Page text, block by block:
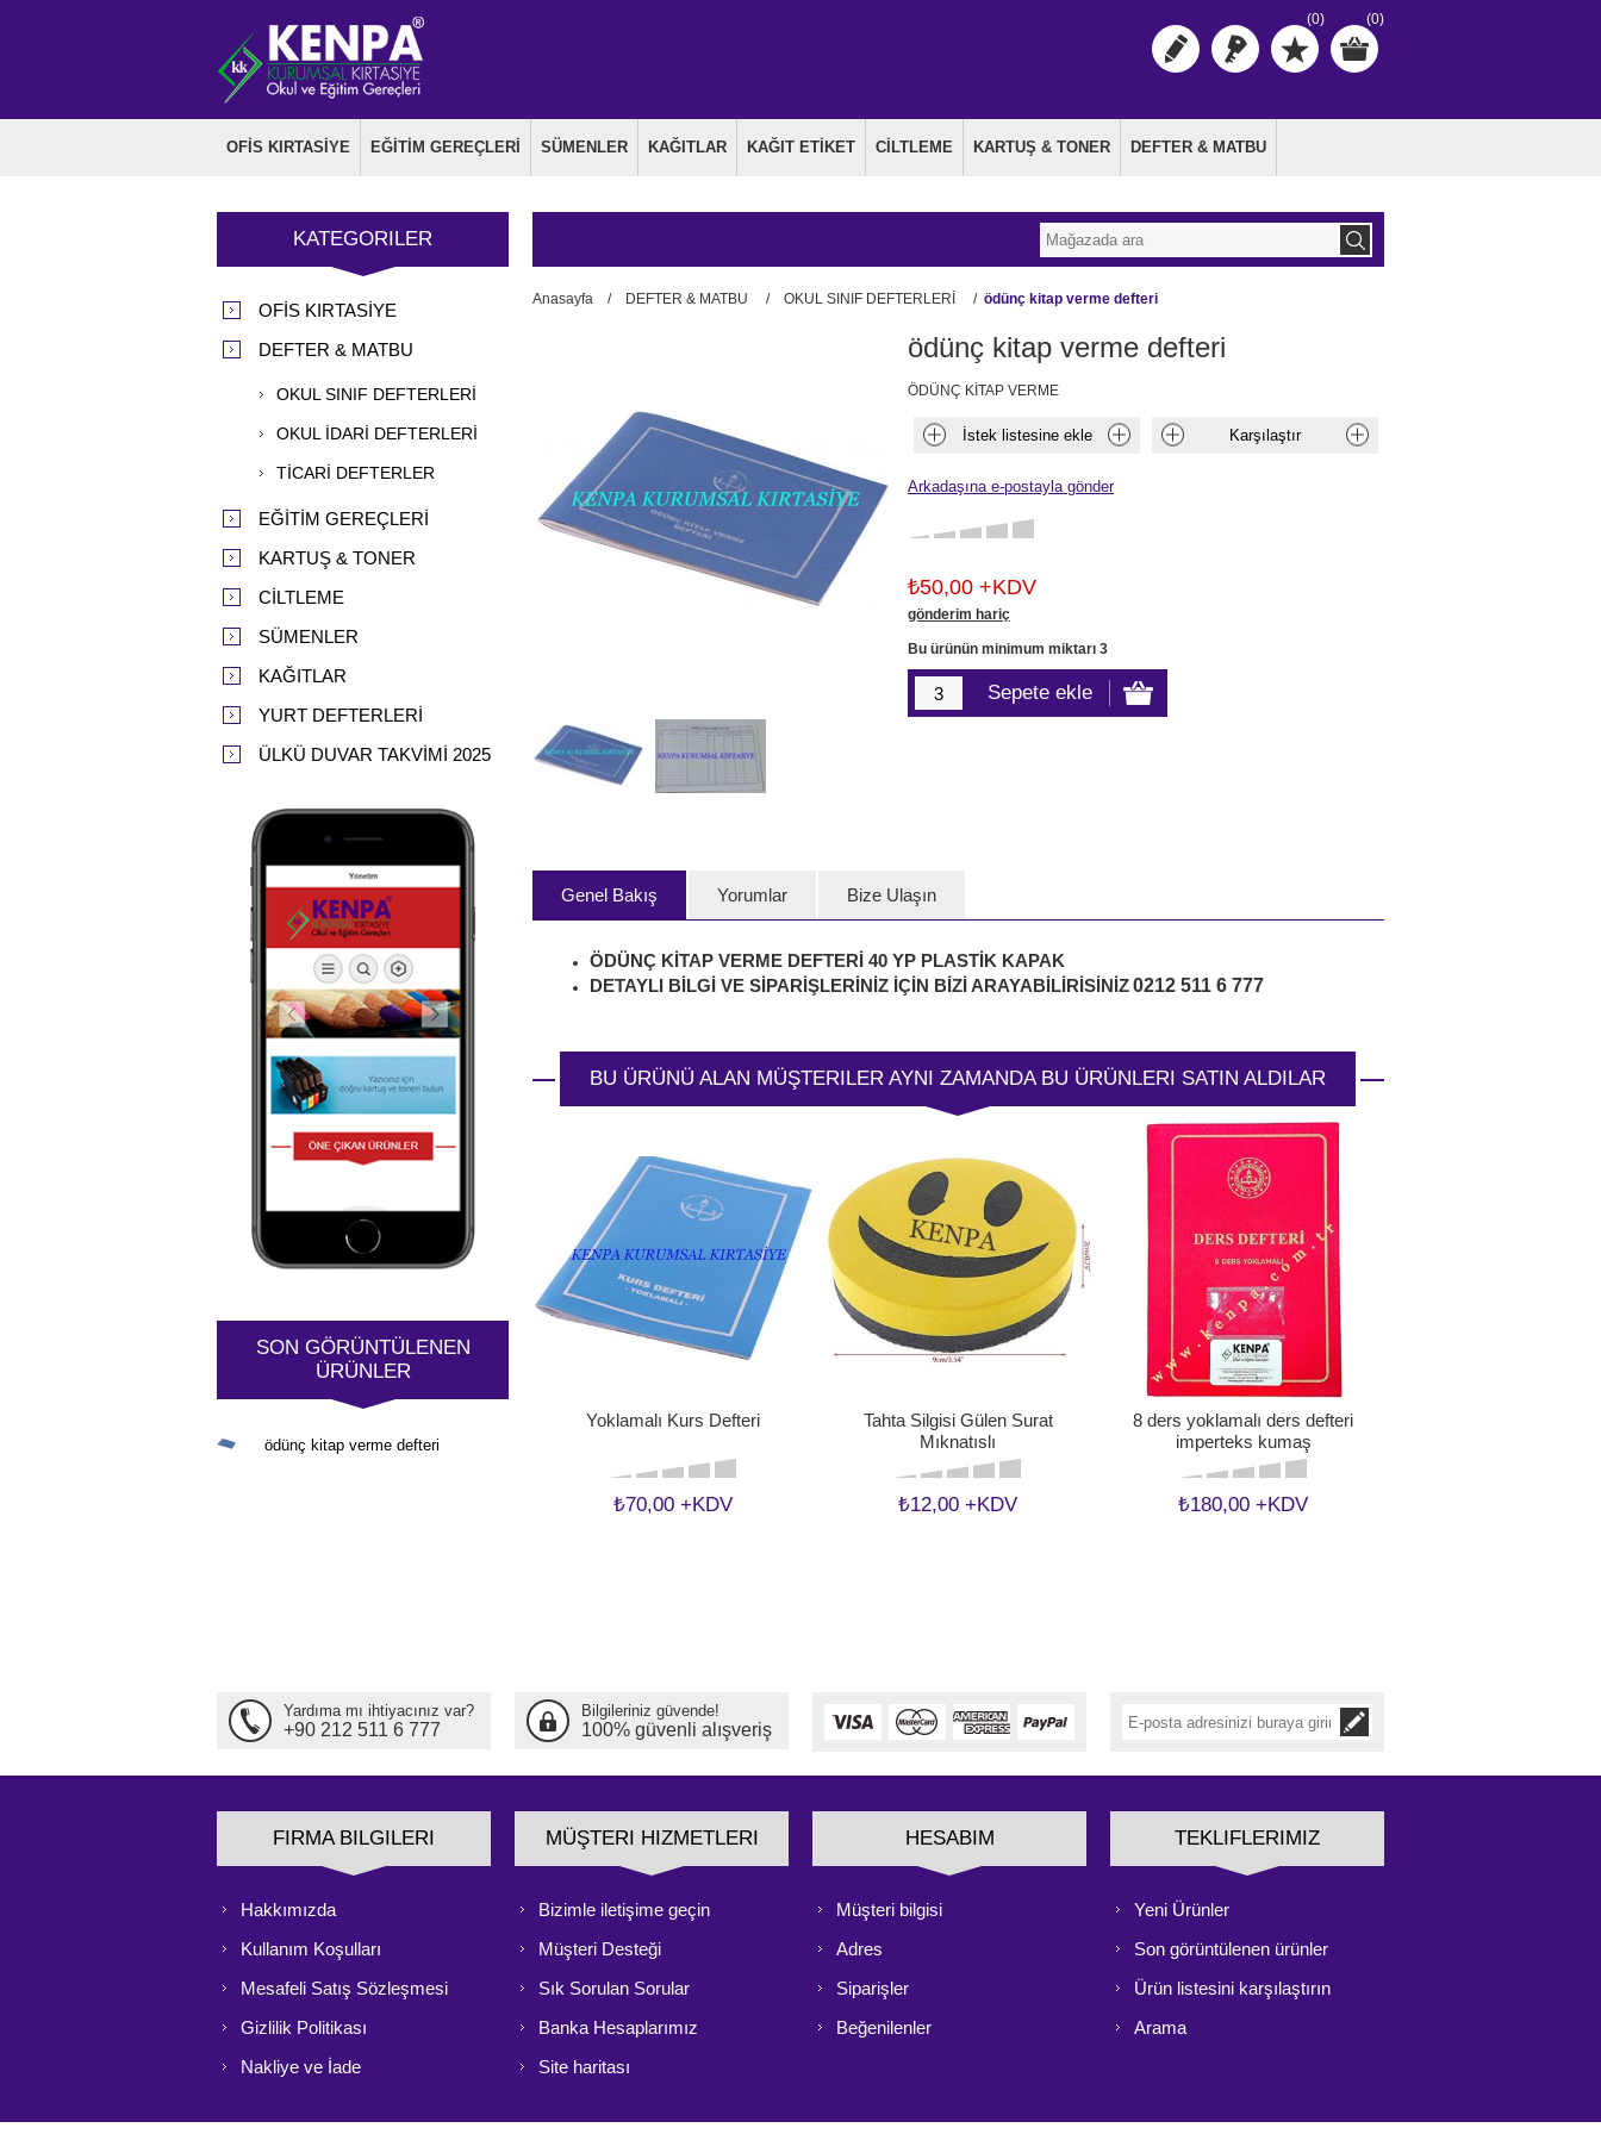
(0) (0)
OFİS KIRTASİYE EĞİTİM GEREÇLERİ SÜMENLER KAĞITLAR KAĞIT ETİKET CİLTLEME KARTUŞ & TONER DEFTER & MATBU
Anasayfa / DEFTER & MATBU / OKUL SINIF DEFTERLERİ / ödünç kitap verme defteri
ödünç kitap verme defteri
ÖDÜNÇ KİTAP VERME
₺50,00 +KDV
gönderim hariç
Bu ürünün minimum miktarı 3
Genel Bakış Yorumlar Bize Ulaşın
ÖDÜNÇ KİTAP VERME DEFTERİ 40 YP PLASTİK KAPAK
DETAYLI BİLGİ VE SİPARİŞLERİNİZ İÇİN BİZİ ARAYABİLİRİSİNİZ 0212 511 6 777
BU ÜRÜNÜ ALAN MÜŞTERILER AYNI ZAMANDA BU ÜRÜNLERI SATIN ALDILAR
Yoklamalı Kurs Defteri
₺70,00 +KDV
Tahta Silgisi Gülen Surat
Mıknatıslı
₺12,00 +KDV
8 ders yoklamalı ders defteri
imperteks kumaş
₺180,00 +KDV
KATEGORILER
OFİS KIRTASİYE
DEFTER & MATBU
OKUL SINIF DEFTERLERİ
OKUL İDARİ DEFTERLERİ
TİCARİ DEFTERLER
EĞİTİM GEREÇLERİ
KARTUŞ & TONER
CİLTLEME
SÜMENLER
KAĞITLAR
YURT DEFTERLERİ
ÜLKÜ DUVAR TAKVİMİ 2025
SON GÖRÜNTÜLENEN
ÜRÜNLER
ödünç kitap verme defteri
Yardıma mı ihtiyacınız var?
+90 212 511 6 777
Bilgileriniz güvende!
100% güvenli alışveriş
FIRMA BILGILERI
Hakkımızda
Kullanım Koşulları
Mesafeli Satış Sözleşmesi
Gizlilik Politikası
Nakliye ve İade
MÜŞTERI HIZMETLERI
Bizimle iletişime geçin
Müşteri Desteği
Sık Sorulan Sorular
Banka Hesaplarımız
Site haritası
HESABIM
Müşteri bilgisi
Adres
Siparişler
Beğenilenler
TEKLIFLERIMIZ
Yeni Ürünler
Son görüntülenen ürünler
Ürün listesini karşılaştırın
Arama